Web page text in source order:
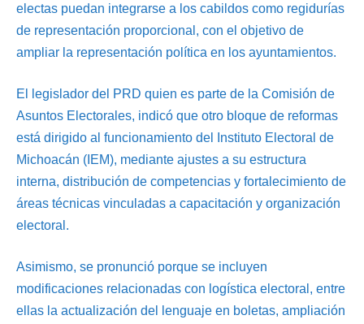
electas puedan integrarse a los cabildos como regidurías
de representación proporcional, con el objetivo de
ampliar la representación política en los ayuntamientos.
El legislador del PRD quien es parte de la Comisión de
Asuntos Electorales, indicó que otro bloque de reformas
está dirigido al funcionamiento del Instituto Electoral de
Michoacán (IEM), mediante ajustes a su estructura
interna, distribución de competencias y fortalecimiento de
áreas técnicas vinculadas a capacitación y organización
electoral.
Asimismo, se pronunció porque se incluyen
modificaciones relacionadas con logística electoral, entre
ellas la actualización del lenguaje en boletas, ampliación